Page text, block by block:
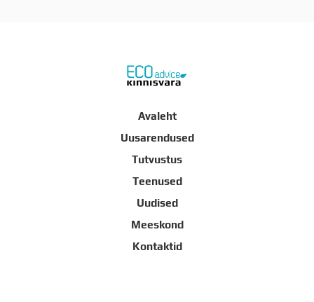
Avaleht
Uusarendused
Tutvustus
Teenused
Uudised
Meeskond
Kontaktid